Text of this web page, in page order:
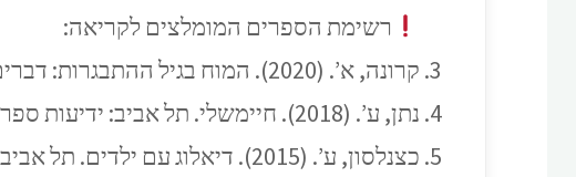
רשימת הספרים המומלצים לקריאה:
קרונה, א’. (2020). המוח בגיל ההתבגרות: דברים שהורים חייבים לדעת. תל אביב: מודן.
נתן, ע’. (2018). חיימשלי. תל אביב: ידיעות ספרים.
כצנלסון, ע’. (2015). דיאלוג עם ילדים. תל אביב: כנרת, זמורה-ביתן.